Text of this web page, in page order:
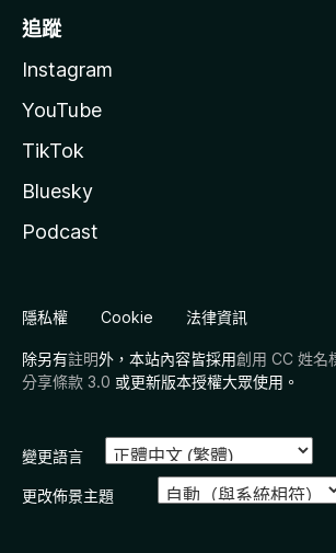
追蹤
Instagram
YouTube
TikTok
Bluesky
Podcast
隱私權 Cookie 法律資訊
除另有註明外，本站內容皆採用創用 CC 姓
分享條款 3.0 或更新版本授權大眾使用。
變更語言
更改佈景主題